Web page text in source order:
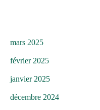
mars 2025
février 2025
janvier 2025
décembre 2024